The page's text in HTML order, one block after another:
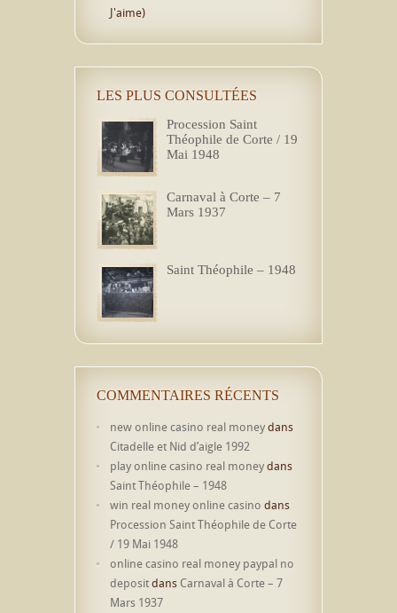
J'aime)
LES PLUS CONSULTÉES
Procession Saint
Théophile de Corte / 19
Mai 1948
Carnaval à Corte – 7
Mars 1937
Saint Théophile – 1948
COMMENTAIRES RÉCENTS
new online casino real moneydans
Citadelle et Nid d’aigle 1992
play online casino real moneydans
Saint Théophile – 1948
win real money online casino dans
Procession Saint Théophile de Corte
/ 19 Mai 1948
online casino real money paypal no
depositdans Carnaval à Corte – 7
Mars 1937